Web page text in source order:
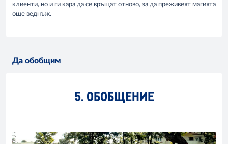
клиенти, но и ги кара да се връщат отново, за да преживеят магията
още веднъж.
Да обобщим
5. ОБОБЩЕНИЕ